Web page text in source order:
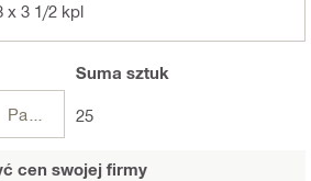
x 3 1/2 kpl
Suma sztuk
25
cen swojej firmy